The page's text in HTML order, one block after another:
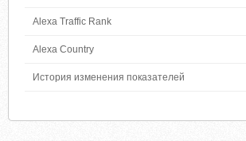
Alexa Traffic Rank
Alexa Country
История изменения показателей